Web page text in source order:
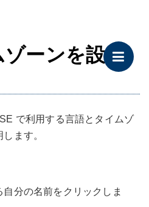
ーンを設定
で利用する言語とタイムゾ
ます。
分の名前をクリックしま